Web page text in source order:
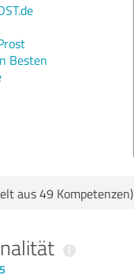
Besten
aus 49 Kompetenzen)